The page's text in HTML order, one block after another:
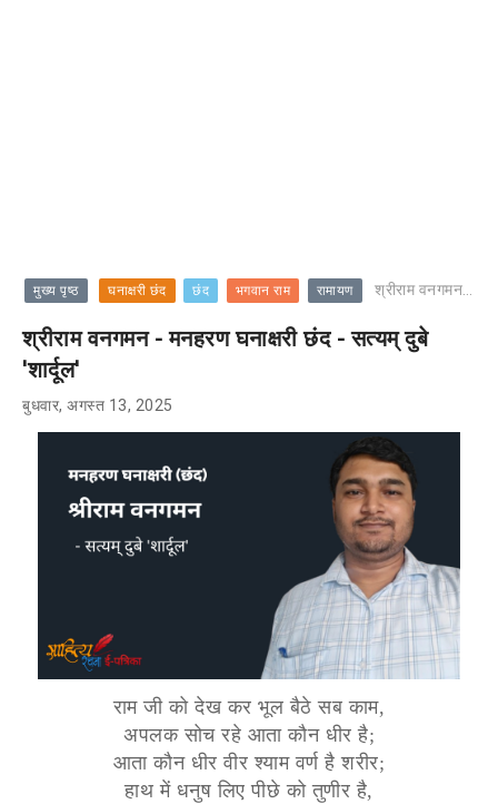
मुख्य पृष्ठ घनाक्षरी छंद छंद भगवान राम रामायण श्रीराम वनगमन - मनहरण घनाक्षरी छंद - सत्यम् दुबे 'शार्दूल'
श्रीराम वनगमन - मनहरण घनाक्षरी छंद - सत्यम् दुबे
'शार्दूल'
बुधवार, अगस्त 13, 2025
राम जी को देख कर भूल बैठे सब काम,
अपलक सोच रहे आता कौन धीर है;
आता कौन धीर वीर श्याम वर्ण है शरीर;
हाथ में धनुष लिए पीछे को तुणीर है,